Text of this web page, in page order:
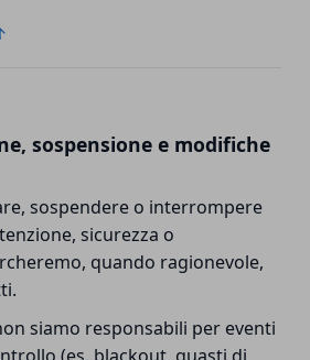
sospensione e modifiche
sospendere o interrompere
sicurezza o
quando ragionevole,
siamo responsabili per eventi